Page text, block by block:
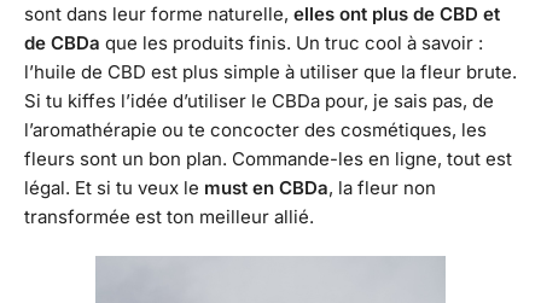
sont dans leur forme naturelle, elles ont plus de CBD et
de CBDa que les produits finis. Un truc cool à savoir :
l’huile de CBD est plus simple à utiliser que la fleur brute.
Si tu kiffes l’idée d’utiliser le CBDa pour, je sais pas, de
l’aromathérapie ou te concocter des cosmétiques, les
fleurs sont un bon plan. Commande-les en ligne, tout est
légal. Et si tu veux le must en CBDa, la fleur non
transformée est ton meilleur allié.